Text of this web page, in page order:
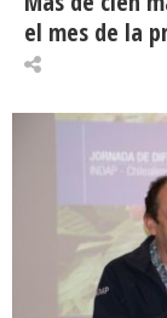
el mes de la